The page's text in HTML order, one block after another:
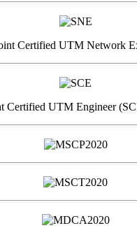
Certified UTM Network
Certified UTM Engineer